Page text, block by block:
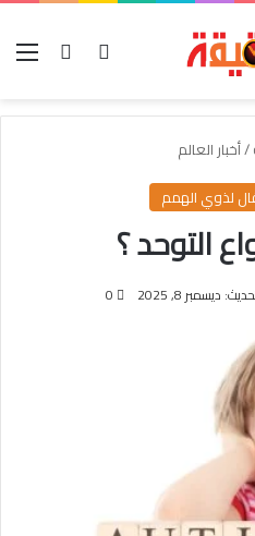
بحث عنتسجيل
/أخبار العالم
لذوي الهمم
التوحد ؟
ديسمبر 8, 2025 0